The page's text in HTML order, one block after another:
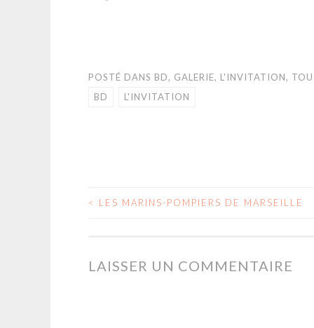
POSTÉ DANS BD, GALERIE, L'INVITATION,
BD
L'INVITATION
NAVIGATION
< LES MARINS-POMPIERS DE MARSEILLE
LAISSER UN COMMENTAIRE